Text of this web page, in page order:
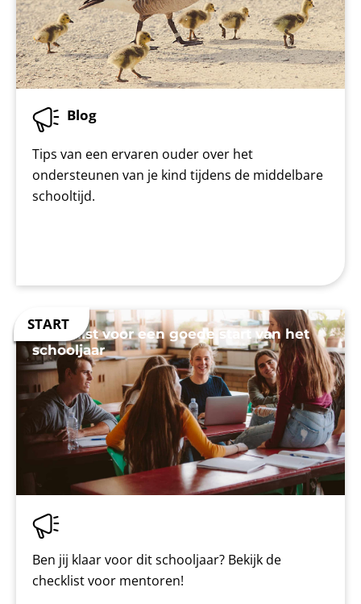
Blog
Tips van een ervaren ouder over het
ondersteunen van je kind tijdens de middelbare
schooltijd.
Checklist voor een goede start van het
schooljaar
Ben jij klaar voor dit schooljaar? Bekijk de
checklist voor mentoren!